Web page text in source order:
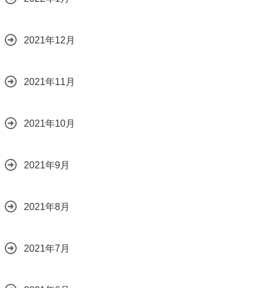
2021年12月
2021年11月
2021年10月
2021年9月
2021年8月
2021年7月